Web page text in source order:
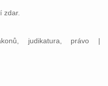
zdar.
judikatura, právo |